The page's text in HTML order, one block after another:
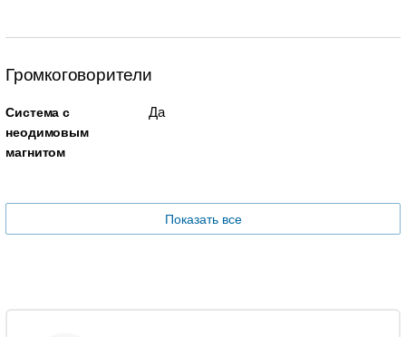
Громкоговорители
Система с
неодимовым
магнитом
Да
Показать все